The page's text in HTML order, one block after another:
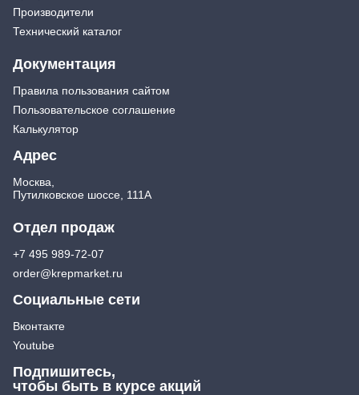
Производители
Технический каталог
Документация
Правила пользования сайтом
Пользовательское соглашение
Калькулятор
Адрес
Москва,
Путилковское шоссе, 111А
Отдел продаж
+7 495 989-72-07
order@krepmarket.ru
Социальные сети
Вконтакте
Youtube
Подпишитесь,
чтобы быть в курсе акций